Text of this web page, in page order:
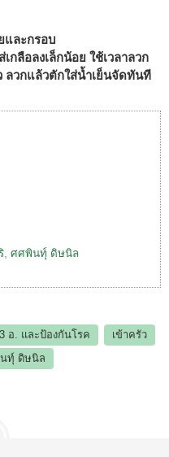
และกรอบ
กลือลงเล็กน้อย ใช้เวลาลวก
ลวกแล้วตักใส่น้ำเย็นจัดทันที
ศศพินทุ์ ดิษนิล
อ.​ และป้องกันโรค
เข้าครัว
ทุ์ ดิษนิล